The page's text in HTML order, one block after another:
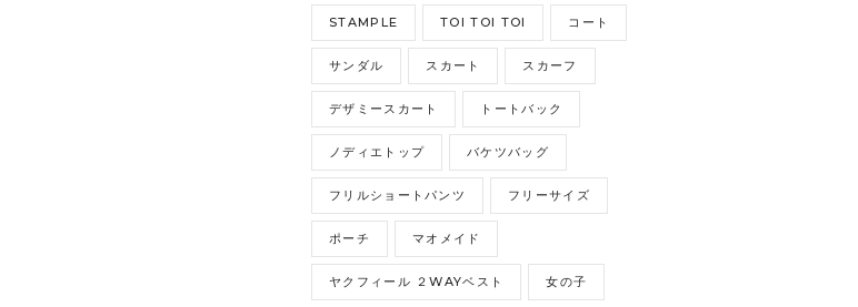
STAMPLE TOI TOI TOI コート
サンダル スカート スカーフ
デザミースカート トートバック
ノディエトップ バケツバッグ
フリルショートパンツ フリーサイズ
ポーチ マオメイド
ヤクフィール ２WAYベスト 女の子